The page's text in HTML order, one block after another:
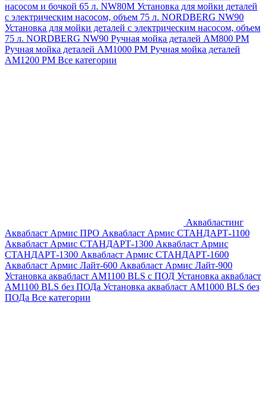
насосом и бочкой 65 л. NW80M Установка для мойки деталей
с электрическим насосом, объем 75 л. NORDBERG NW90
Установка для мойки деталей с электрическим насосом, объем
75 л. NORDBERG NW90 Ручная мойка деталей АМ800 РМ
Ручная мойка деталей АМ1000 РМ Ручная мойка деталей
АМ1200 РМ Все категории
Аквабластинг
Аквабласт Армис ПРО Аквабласт Армис СТАНДАРТ-1100
Аквабласт Армис СТАНДАРТ-1300 Аквабласт Армис
СТАНДАРТ-1300 Аквабласт Армис СТАНДАРТ-1600
Аквабласт Армис Лайт-600 Аквабласт Армис Лайт-900
Установка аквабласт AM1100 BLS с ПОД Установка аквабласт
AM1100 BLS без ПОДа Установка аквабласт AM1000 BLS без
ПОДа Все категории